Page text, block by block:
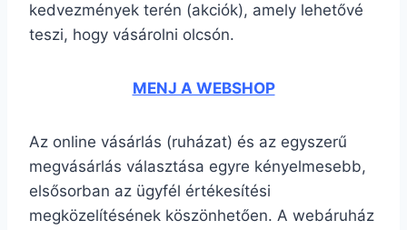
kedvezmények terén (akciók), amely lehetővé
teszi, hogy vásárolni olcsón.
MENJ A WEBSHOP
Az online vásárlás (ruházat) és az egyszerű
megvásárlás választása egyre kényelmesebb,
elsősorban az ügyfél értékesítési
megközelítésének köszönhetően. A webáruház